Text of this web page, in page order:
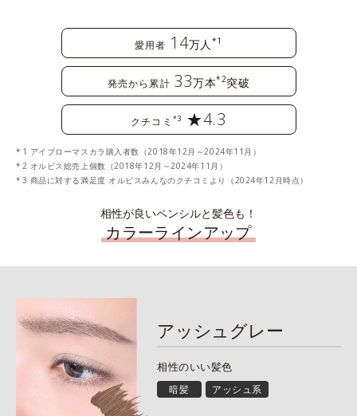
愛用者 14万人 *1
発売から累計 33万本*2突破
クチコミ *3 ★4.3
1 アイブローマスカラ購入者数（2018年12月～2024年11月）
2 オルビス総売上個数（2018年12月～2024年11月）
3 商品に対する満足度 オルビスみんなのクチコミより（2024年12月時点）
相性が良いペンシルと髪色も！
カラーラインアップ
アッシュグレー
相性のいい髪色
暗髪 アッシュ系